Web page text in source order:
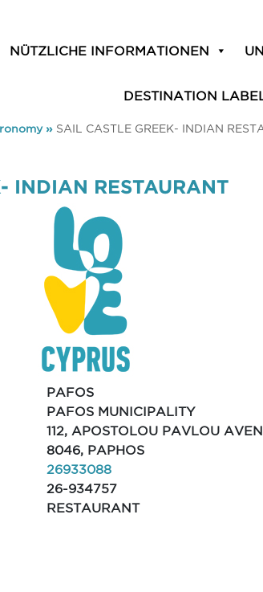
NÜTZLICHE INFORMATIONEN
DESTINATION
» SAIL CASTLE GREEK- INDIAN
INDIAN RESTAURANT
PAFOS
PAFOS MUNICIPALITY
112, APOSTOLOU PAVLOU
8046, PAPHOS
26933088
26-934757
RESTAURANT